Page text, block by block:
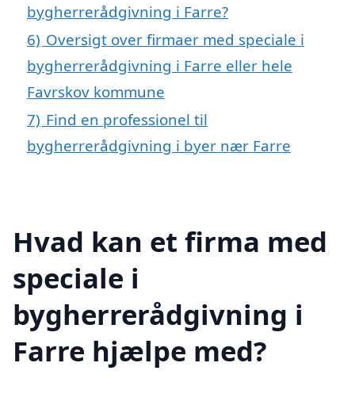
bygherrerådgivning i Farre?
6) Oversigt over firmaer med speciale i
bygherrerådgivning i Farre eller hele
Favrskov kommune
7) Find en professionel til
bygherrerådgivning i byer nær Farre
Hvad kan et firma med
speciale i
bygherrerådgivning i
Farre hjælpe med?